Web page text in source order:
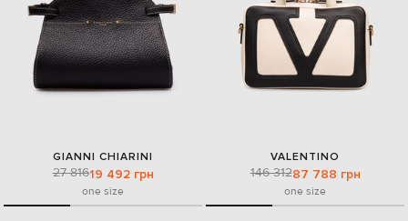
GIANNI CHIARINI
27 81619 492 грн
one size
VALENTINO
146 31287 788 грн
one size